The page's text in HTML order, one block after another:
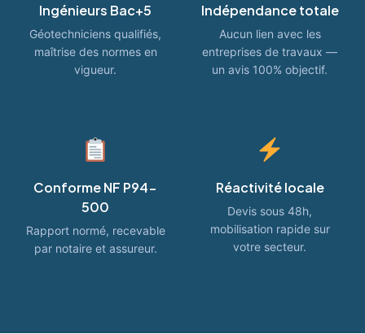
Ingénieurs Bac+5
Géotechniciens qualifiés,
maîtrise des normes en
vigueur.
Indépendance totale
Aucun lien avec les
entreprises de travaux —
un avis 100% objectif.
Conforme NF P94-
500
Rapport normé, recevable
par notaire et assureur.
Réactivité locale
Devis sous 48h,
mobilisation rapide sur
votre secteur.